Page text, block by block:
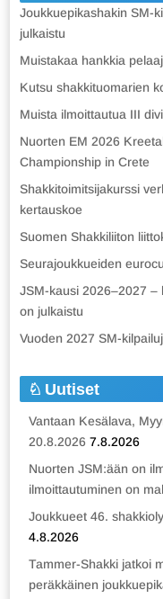
Joukkuepikashakin SM-
julkaistu
Muistakaa hankkia
Kutsu shakkituomarien
Muista ilmoittautua III
Nuorten EM 2026
Championship in Crete
Shakkitoimitsijakurssi
kertauskoe
Suomen Shakkiliiton
Seurajoukkueiden
JSM-kausi 2026–2027 –
on julkaistu
Vuoden 2027 SM-
Uutiset
Vantaan Kesälava,
20.8.2026 7.8.2026
Nuorten JSM:ään on
ilmoittautuminen on
Joukkueet 46.
4.8.2026
Tammer-Shakki jatkoi
peräkkäinen